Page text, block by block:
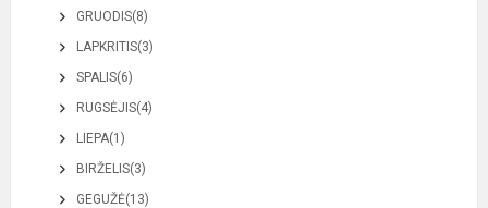
GRUODIS(8)
LAPKRITIS(3)
SPALIS(6)
RUGSĖJIS(4)
LIEPA(1)
BIRŽELIS(3)
GEGUŽĖ(13)